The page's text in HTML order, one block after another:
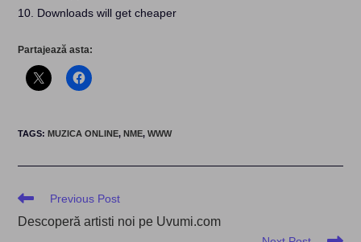
10. Downloads will get cheaper
Partajează asta:
TAGS:MUZICA ONLINE, NME, WWW
Read
articles
Previous Post
Descoperă artisti noi pe Uvumi.com